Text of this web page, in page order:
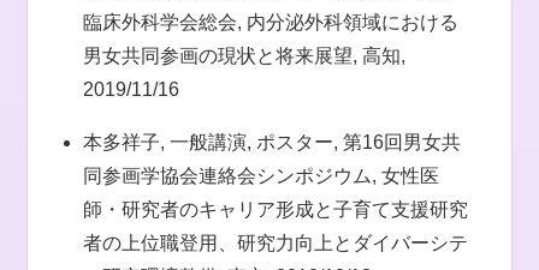
臨床外科学会総会, 内分泌外科領域における
男女共同参画の現状と将来展望, 高知,
2019/11/16
本多祥子, 一般講演, ポスター, 第16回男女共
同参画学協会連絡会シンポジウム, 女性医
師・研究者のキャリア形成と子育て支援研究
者の上位職登用、研究力向上とダイバーシテ